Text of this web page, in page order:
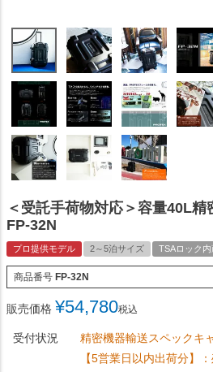
＜受託手荷物対応＞容量40L
FP-32N
プロ提供モデル 2～5泊サイズ TSAロック内
商品番号 FP-32N
販売価格 ¥54,780税込
受付状況
精密機器輸送スペックキ
【5営業日以内出荷分】